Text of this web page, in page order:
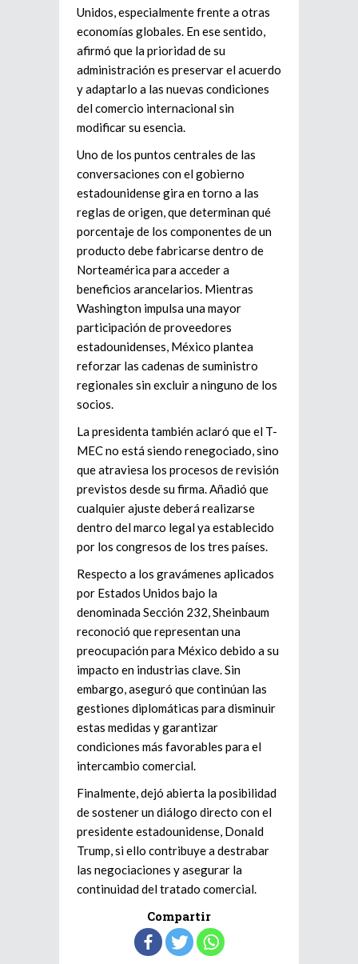
Unidos, especialmente frente a otras
economías globales. En ese sentido,
afirmó que la prioridad de su
administración es preservar el acuerdo
y adaptarlo a las nuevas condiciones
del comercio internacional sin
modificar su esencia.
Uno de los puntos centrales de las
conversaciones con el gobierno
estadounidense gira en torno a las
reglas de origen, que determinan qué
porcentaje de los componentes de un
producto debe fabricarse dentro de
Norteamérica para acceder a
beneficios arancelarios. Mientras
Washington impulsa una mayor
participación de proveedores
estadounidenses, México plantea
reforzar las cadenas de suministro
regionales sin excluir a ninguno de los
socios.
La presidenta también aclaró que el T-
MEC no está siendo renegociado, sino
que atraviesa los procesos de revisión
previstos desde su firma. Añadió que
cualquier ajuste deberá realizarse
dentro del marco legal ya establecido
por los congresos de los tres países.
Respecto a los gravámenes aplicados
por Estados Unidos bajo la
denominada Sección 232, Sheinbaum
reconoció que representan una
preocupación para México debido a su
impacto en industrias clave. Sin
embargo, aseguró que continúan las
gestiones diplomáticas para disminuir
estas medidas y garantizar
condiciones más favorables para el
intercambio comercial.
Finalmente, dejó abierta la posibilidad
de sostener un diálogo directo con el
presidente estadounidense, Donald
Trump, si ello contribuye a destrabar
las negociaciones y asegurar la
continuidad del tratado comercial.
Compartir